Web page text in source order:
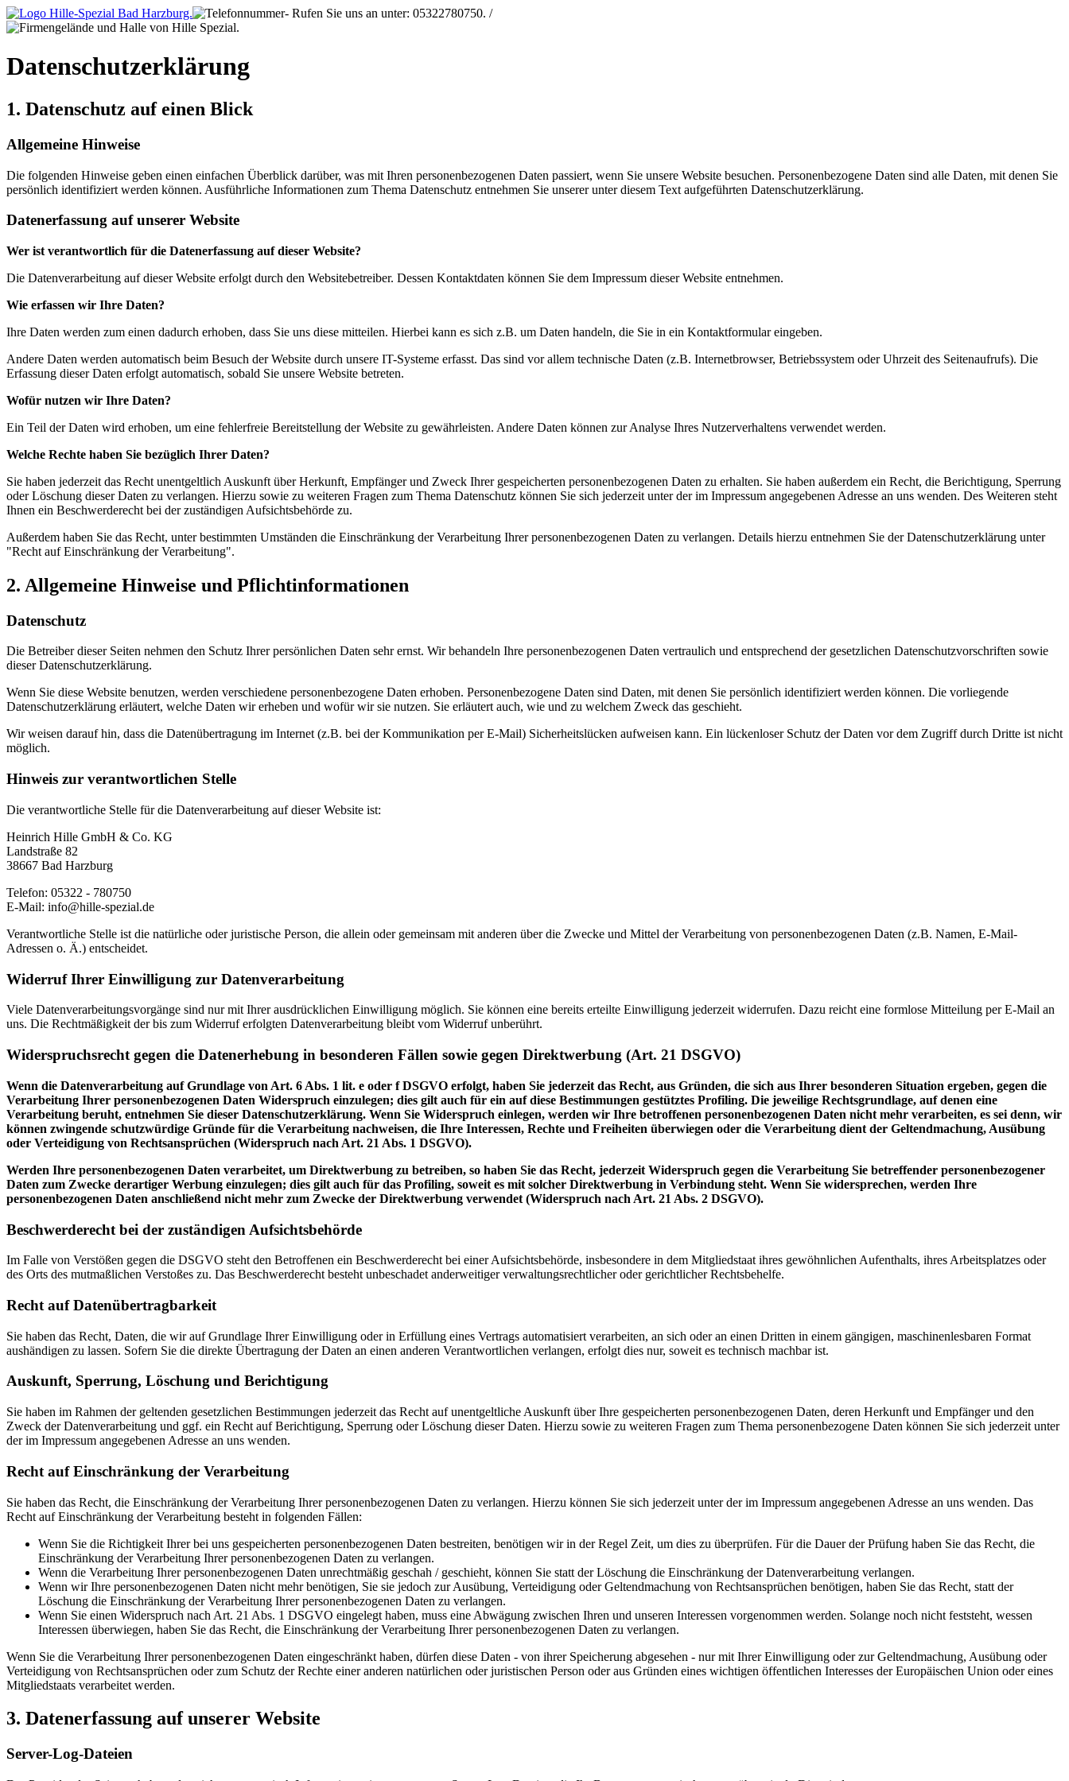
Datenschutzerklärung
1. Datenschutz auf einen Blick
Allgemeine Hinweise
Die folgenden Hinweise geben einen einfachen Überblick darüber, was mit Ihren personenbezogenen Daten passiert, wenn Sie unsere Website besuchen. Personenbezogene Daten sind alle Daten, mit denen Sie
persönlich identifiziert werden können. Ausführliche Informationen zum Thema Datenschutz entnehmen Sie unserer unter diesem Text aufgeführten Datenschutzerklärung.
Datenerfassung auf unserer Website
Wer ist verantwortlich für die Datenerfassung auf dieser Website?
Die Datenverarbeitung auf dieser Website erfolgt durch den Websitebetreiber. Dessen Kontaktdaten können Sie dem Impressum dieser Website entnehmen.
Wie erfassen wir Ihre Daten?
Ihre Daten werden zum einen dadurch erhoben, dass Sie uns diese mitteilen. Hierbei kann es sich z.B. um Daten handeln, die Sie in ein Kontaktformular eingeben.
Andere Daten werden automatisch beim Besuch der Website durch unsere IT-Systeme erfasst. Das sind vor allem technische Daten (z.B. Internetbrowser, Betriebssystem oder Uhrzeit des Seitenaufrufs). Die
Erfassung dieser Daten erfolgt automatisch, sobald Sie unsere Website betreten.
Wofür nutzen wir Ihre Daten?
Ein Teil der Daten wird erhoben, um eine fehlerfreie Bereitstellung der Website zu gewährleisten. Andere Daten können zur Analyse Ihres Nutzerverhaltens verwendet werden.
Welche Rechte haben Sie bezüglich Ihrer Daten?
Sie haben jederzeit das Recht unentgeltlich Auskunft über Herkunft, Empfänger und Zweck Ihrer gespeicherten personenbezogenen Daten zu erhalten. Sie haben außerdem ein Recht, die Berichtigung, Sperrung
oder Löschung dieser Daten zu verlangen. Hierzu sowie zu weiteren Fragen zum Thema Datenschutz können Sie sich jederzeit unter der im Impressum angegebenen Adresse an uns wenden. Des Weiteren steht
Ihnen ein Beschwerderecht bei der zuständigen Aufsichtsbehörde zu.
Außerdem haben Sie das Recht, unter bestimmten Umständen die Einschränkung der Verarbeitung Ihrer personenbezogenen Daten zu verlangen. Details hierzu entnehmen Sie der Datenschutzerklärung unter
"Recht auf Einschränkung der Verarbeitung".
2. Allgemeine Hinweise und Pflichtinformationen
Datenschutz
Die Betreiber dieser Seiten nehmen den Schutz Ihrer persönlichen Daten sehr ernst. Wir behandeln Ihre personenbezogenen Daten vertraulich und entsprechend der gesetzlichen Datenschutzvorschriften sowie
dieser Datenschutzerklärung.
Wenn Sie diese Website benutzen, werden verschiedene personenbezogene Daten erhoben. Personenbezogene Daten sind Daten, mit denen Sie persönlich identifiziert werden können. Die vorliegende
Datenschutzerklärung erläutert, welche Daten wir erheben und wofür wir sie nutzen. Sie erläutert auch, wie und zu welchem Zweck das geschieht.
Wir weisen darauf hin, dass die Datenübertragung im Internet (z.B. bei der Kommunikation per E-Mail) Sicherheitslücken aufweisen kann. Ein lückenloser Schutz der Daten vor dem Zugriff durch Dritte ist nicht
möglich.
Hinweis zur verantwortlichen Stelle
Die verantwortliche Stelle für die Datenverarbeitung auf dieser Website ist:
Heinrich Hille GmbH & Co. KG
Landstraße 82
38667 Bad Harzburg
Telefon: 05322 - 780750
E-Mail: info@hille-spezial.de
Verantwortliche Stelle ist die natürliche oder juristische Person, die allein oder gemeinsam mit anderen über die Zwecke und Mittel der Verarbeitung von personenbezogenen Daten (z.B. Namen, E-Mail-
Adressen o. Ä.) entscheidet.
Widerruf Ihrer Einwilligung zur Datenverarbeitung
Viele Datenverarbeitungsvorgänge sind nur mit Ihrer ausdrücklichen Einwilligung möglich. Sie können eine bereits erteilte Einwilligung jederzeit widerrufen. Dazu reicht eine formlose Mitteilung per E-Mail an
uns. Die Rechtmäßigkeit der bis zum Widerruf erfolgten Datenverarbeitung bleibt vom Widerruf unberührt.
Widerspruchsrecht gegen die Datenerhebung in besonderen Fällen sowie gegen Direktwerbung (Art. 21 DSGVO)
Wenn die Datenverarbeitung auf Grundlage von Art. 6 Abs. 1 lit. e oder f DSGVO erfolgt, haben Sie jederzeit das Recht, aus Gründen, die sich aus Ihrer besonderen Situation ergeben, gegen die
Verarbeitung Ihrer personenbezogenen Daten Widerspruch einzulegen; dies gilt auch für ein auf diese Bestimmungen gestütztes Profiling. Die jeweilige Rechtsgrundlage, auf denen eine
Verarbeitung beruht, entnehmen Sie dieser Datenschutzerklärung. Wenn Sie Widerspruch einlegen, werden wir Ihre betroffenen personenbezogenen Daten nicht mehr verarbeiten, es sei denn, wir
können zwingende schutzwürdige Gründe für die Verarbeitung nachweisen, die Ihre Interessen, Rechte und Freiheiten überwiegen oder die Verarbeitung dient der Geltendmachung, Ausübung
oder Verteidigung von Rechtsansprüchen (Widerspruch nach Art. 21 Abs. 1 DSGVO).
Werden Ihre personenbezogenen Daten verarbeitet, um Direktwerbung zu betreiben, so haben Sie das Recht, jederzeit Widerspruch gegen die Verarbeitung Sie betreffender personenbezogener
Daten zum Zwecke derartiger Werbung einzulegen; dies gilt auch für das Profiling, soweit es mit solcher Direktwerbung in Verbindung steht. Wenn Sie widersprechen, werden Ihre
personenbezogenen Daten anschließend nicht mehr zum Zwecke der Direktwerbung verwendet (Widerspruch nach Art. 21 Abs. 2 DSGVO).
Beschwerderecht bei der zuständigen Aufsichtsbehörde
Im Falle von Verstößen gegen die DSGVO steht den Betroffenen ein Beschwerderecht bei einer Aufsichtsbehörde, insbesondere in dem Mitgliedstaat ihres gewöhnlichen Aufenthalts, ihres Arbeitsplatzes oder
des Orts des mutmaßlichen Verstoßes zu. Das Beschwerderecht besteht unbeschadet anderweitiger verwaltungsrechtlicher oder gerichtlicher Rechtsbehelfe.
Recht auf Datenübertragbarkeit
Sie haben das Recht, Daten, die wir auf Grundlage Ihrer Einwilligung oder in Erfüllung eines Vertrags automatisiert verarbeiten, an sich oder an einen Dritten in einem gängigen, maschinenlesbaren Format
aushändigen zu lassen. Sofern Sie die direkte Übertragung der Daten an einen anderen Verantwortlichen verlangen, erfolgt dies nur, soweit es technisch machbar ist.
Auskunft, Sperrung, Löschung und Berichtigung
Sie haben im Rahmen der geltenden gesetzlichen Bestimmungen jederzeit das Recht auf unentgeltliche Auskunft über Ihre gespeicherten personenbezogenen Daten, deren Herkunft und Empfänger und den
Zweck der Datenverarbeitung und ggf. ein Recht auf Berichtigung, Sperrung oder Löschung dieser Daten. Hierzu sowie zu weiteren Fragen zum Thema personenbezogene Daten können Sie sich jederzeit unter
der im Impressum angegebenen Adresse an uns wenden.
Recht auf Einschränkung der Verarbeitung
Sie haben das Recht, die Einschränkung der Verarbeitung Ihrer personenbezogenen Daten zu verlangen. Hierzu können Sie sich jederzeit unter der im Impressum angegebenen Adresse an uns wenden. Das
Recht auf Einschränkung der Verarbeitung besteht in folgenden Fällen:
Wenn Sie die Richtigkeit Ihrer bei uns gespeicherten personenbezogenen Daten bestreiten, benötigen wir in der Regel Zeit, um dies zu überprüfen. Für die Dauer der Prüfung haben Sie das Recht, die
Einschränkung der Verarbeitung Ihrer personenbezogenen Daten zu verlangen.
Wenn die Verarbeitung Ihrer personenbezogenen Daten unrechtmäßig geschah / geschieht, können Sie statt der Löschung die Einschränkung der Datenverarbeitung verlangen.
Wenn wir Ihre personenbezogenen Daten nicht mehr benötigen, Sie sie jedoch zur Ausübung, Verteidigung oder Geltendmachung von Rechtsansprüchen benötigen, haben Sie das Recht, statt der
Löschung die Einschränkung der Verarbeitung Ihrer personenbezogenen Daten zu verlangen.
Wenn Sie einen Widerspruch nach Art. 21 Abs. 1 DSGVO eingelegt haben, muss eine Abwägung zwischen Ihren und unseren Interessen vorgenommen werden. Solange noch nicht feststeht, wessen
Interessen überwiegen, haben Sie das Recht, die Einschränkung der Verarbeitung Ihrer personenbezogenen Daten zu verlangen.
Wenn Sie die Verarbeitung Ihrer personenbezogenen Daten eingeschränkt haben, dürfen diese Daten - von ihrer Speicherung abgesehen - nur mit Ihrer Einwilligung oder zur Geltendmachung, Ausübung oder
Verteidigung von Rechtsansprüchen oder zum Schutz der Rechte einer anderen natürlichen oder juristischen Person oder aus Gründen eines wichtigen öffentlichen Interesses der Europäischen Union oder eines
Mitgliedstaats verarbeitet werden.
3. Datenerfassung auf unserer Website
Server-Log-Dateien